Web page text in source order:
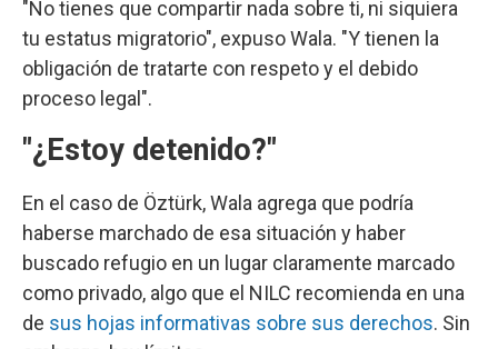
"No tienes que compartir nada sobre ti, ni siquiera
tu estatus migratorio", expuso Wala. "Y tienen la
obligación de tratarte con respeto y el debido
proceso legal".
"¿Estoy detenido?"
En el caso de Öztürk, Wala agrega que podría
haberse marchado de esa situación y haber
buscado refugio en un lugar claramente marcado
como privado, algo que el NILC recomienda en una
de sus hojas informativas sobre sus derechos. Sin